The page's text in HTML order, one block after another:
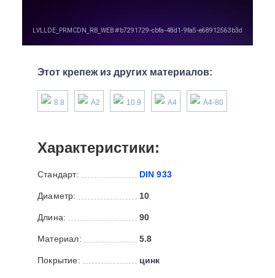
Этот крепеж из других материалов:
8.8 А2 10.9 А4 А4-80
Характеристики:
Стандарт: DIN 933
Диаметр: 10
Длина: 90
Материал: 5.8
Покрытие: цинк